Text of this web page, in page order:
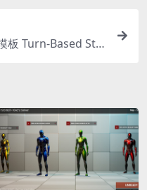
板 Turn-Based Str